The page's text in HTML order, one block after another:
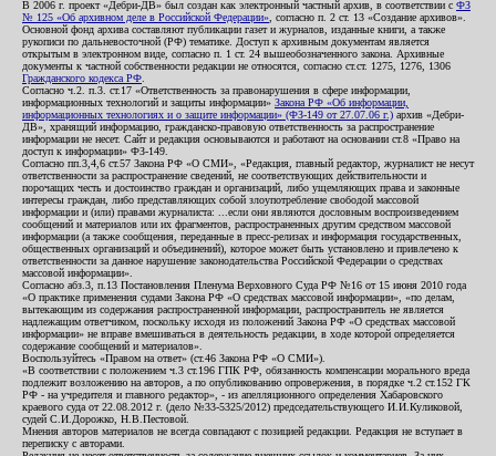
В 2006 г. проект «Дебри-ДВ» был создан как электронный частный архив, в соответствии с ФЗ
№ 125 «Об архивном деле в Российской Федерации» , согласно п. 2 ст. 13 «Создание архивов».
Основной фонд архива составляют публикации газет и журналов, изданные книги, а также
рукописи по дальневосточной (РФ) тематике. Доступ к архивным документам является
открытым в электронном виде, согласно п. 1 ст. 24 вышеобозначенного закона. Архивные
документы к частной собственности редакции не относятся, согласно ст.ст. 1275, 1276, 1306
Гражданского кодекса РФ
Согласно ч.2. п.3. ст.17 «Ответственность за правонарушения в сфере информации,
информационных технологий и защиты информации» Закона РФ «Об информации,
информационных технологиях и о защите информации» (ФЗ-149 от 27.07.06 г.) архив «Дебри-
ДВ», хранящий информацию, гражданско-правовую ответственность за распространение
информации не несет. Сайт и редакция основываются и работают на основании ст.8 «Право на
доступ к информации» ФЗ-149.
Согласно пп.3,4,6 ст.57 Закона РФ «О СМИ», «Редакция, главный редактор, журналист не несут
ответственности за распространение сведений, не соответствующих действительности и
порочащих честь и достоинство граждан и организаций, либо ущемляющих права и законные
интересы граждан, либо представляющих собой злоупотребление свободой массовой
информации и (или) правами журналиста: ...если они являются дословным воспроизведением
сообщений и материалов или их фрагментов, распространенных другим средством массовой
информации (а также сообщения, переданные в пресс-релизах и информация государственных,
общественных организаций и объединений), которое может быть установлено и привлечено к
ответственности за данное нарушение законодательства Российской Федерации о средствах
массовой информации».
Согласно абз.3, п.13 Постановления Пленума Верховного Суда РФ №16 от 15 июня 2010 года
«О практике применения судами Закона РФ «О средствах массовой информации», «по делам,
вытекающим из содержания распространенной информации, распространитель не является
надлежащим ответчиком, поскольку исходя из положений Закона РФ «О средствах массовой
информации» не вправе вмешиваться в деятельность редакции, в ходе которой определяется
содержание сообщений и материалов».
Воспользуйтесь «Правом на ответ» (ст.46 Закона РФ «О СМИ»).
«В соответствии с положением ч.3 ст.196 ГПК РФ, обязанность компенсации морального вреда
подлежит возложению на авторов, а по опубликованию опровержения, в порядке ч.2 ст.152 ГК
РФ - на учредителя и главного редактор», - из апелляционного определения Хабаровского
краевого суда от 22.08.2012 г. (дело №33-5325/2012) председательствующего И.И.Куликовой,
судей С.И.Дорожко, Н.В.Пестовой.
Мнения авторов материалов не всегда совпадают с позицией редакции. Редакция не вступает в
переписку с авторами.